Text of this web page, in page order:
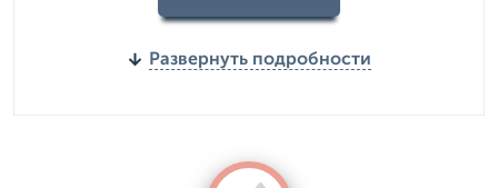
Развернуть подробности